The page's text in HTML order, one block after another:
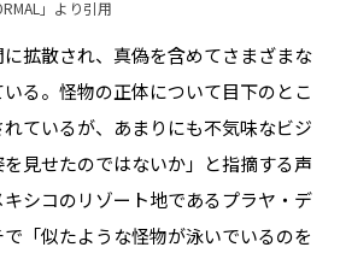
」より引用
拡散され、真偽を含めてさまざまな
る。怪物の正体について目下のとこ
ているが、あまりにも不気味なビジ
見せたのではないか」と指摘する声
シコのリゾート地であるプラヤ・デ
「似たような怪物が泳いでいるのを